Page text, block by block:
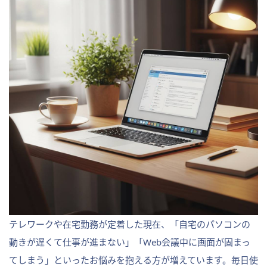
テレワークや在宅勤務が定着した現在、「自宅のパソコンの
動きが遅くて仕事が進まない」「Web会議中に画面が固まっ
てしまう」といったお悩みを抱える方が増えています。毎日使